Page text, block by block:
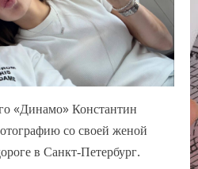
«Динамо» Константин
со своей женой
в Санкт‑Петербург.